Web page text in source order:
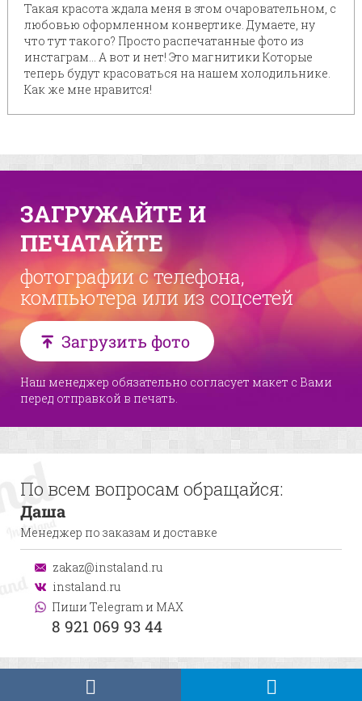
Такая красота ждала меня в этом очаровательном, с
любовью оформленном конвертике. Думаете, ну
что тут такого? Просто распечатанные фото из
инстаграм... А вот и нет! Это магнитики Которые
теперь будут красоваться на нашем холодильнике.
Как же мне нравится!
ЗАГРУЖАЙТЕ И
ПЕЧАТАЙТЕ
фотографии с телефона,
компьютера или из соцсетей
Загрузить фото
Наш менеджер обязательно согласует макет с Вами
перед отправкой в печать.
По всем вопросам обращайся:
Даша
Менеджер по заказам и доставке
zakaz@instaland.ru
instaland.ru
Пиши Telegram и MAX
8 921 069 93 44